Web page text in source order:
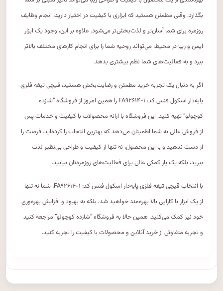
بگذارد. وقتی مطمئن هستید که ابزاری با کیفیت در اختیار دارید، انجام وظایف
روزمره برای شما آسان‌تر و لذت‌بخش‌تر می‌شود. علاوه بر این، وجود یک ابزار
ایمن و زیبا در محیط، می‌تواند روحیه شما را برای انجام کارهای مختلف بالاتر
ببرد و به فعالیت‌های شما نظم بیشتری بدهد.
اگر به دنبال یک تجربه خرید مطمئن و رضایت‌بخش هستید، قیچی تیغه فلزی
پایه‌دار اسکول فنس کد: FA۹۲۶۱۴-۱ را همین امروز از فروشگاه “شازده
کوچولو” تهیه کنید. این فروشگاه با ارائه محصولات با کیفیت و خدمات پس
از فروش عالی به شما اطمینان می‌دهد که بهترین انتخاب را کرده‌اید. فرصت را
از دست ندهید و با این محصول، نه تنها از کیفیت و طراحی بی‌نظیر لذت
ببرید، بلکه یک یار کمکی عالی برای فعالیت‌های روزمره‌تان بیابید.
با انتخاب قیچی تیغه فلزی پایه‌دار اسکول فنس کد: FA۹۲۶۱۴-۱، شما نه تنها
از یک ابزار با کارایی بالا بهره‌مند خواهید شد، بلکه به بهبود و افزایش بهره‌وری
خود نیز کمک می‌کنید. همین حالا به فروشگاه “شازده کوچولو” مراجعه کنید
و تجربه متفاوتی از خرید آنلاین و محصولات با کیفیت را تجربه کنید.